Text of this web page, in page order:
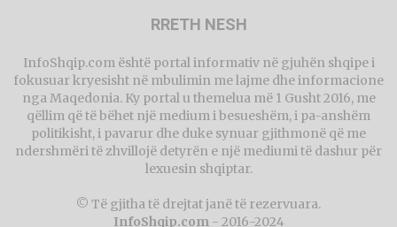
RRETH NESH
InfoShqip.com është portal informativ në gjuhën shqipe i
fokusuar kryesisht në mbulimin me lajme dhe informacione
nga Maqedonia. Ky portal u themelua më 1 Gusht 2016, me
qëllim që të bëhet një medium i besueshëm, i pa-anshëm
politikisht, i pavarur dhe duke synuar gjithmonë që me
ndershmëri të zhvillojë detyrën e një mediumi të dashur për
lexuesin shqiptar.
© Të gjitha të drejtat janë të rezervuara.
InfoShqip.com- 2016-2024